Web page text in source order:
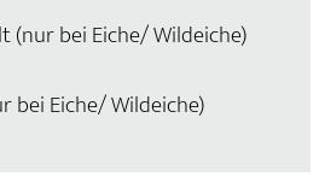
(nur bei Eiche/ Wildeiche)
bei Eiche/ Wildeiche)